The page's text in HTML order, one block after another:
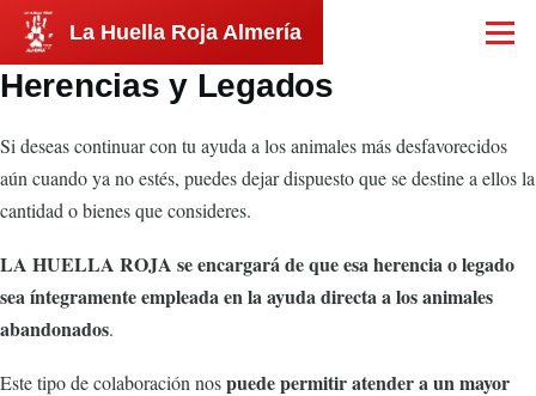
Pasar al contenido principal
La Huella Roja Almería Menú
Herencias y Legados
Si deseas continuar con tu ayuda a los animales más desfavorecidos
aún cuando ya no estés, puedes dejar dispuesto que se destine a ellos la
cantidad o bienes que consideres.
LA HUELLA ROJA se encargará de que esa herencia o legado
sea íntegramente empleada en la ayuda directa a los animales
abandonados.
Este tipo de colaboración nospuede permitir atender a un mayor